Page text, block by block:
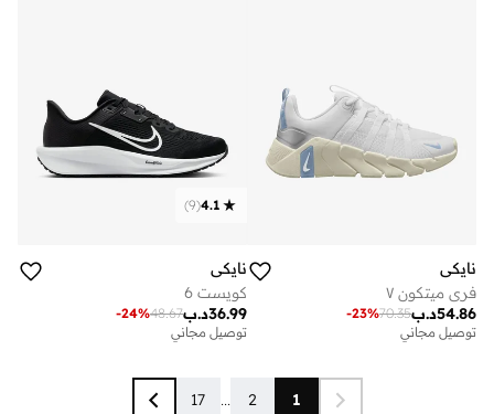
نايكي
فري ميتكون ٧
د.ب54.86
70.35
-23%
توصيل مجاني
4.1
(
9
)
نايكي
كويست 6
د.ب36.99
48.67
-24%
توصيل مجاني
1
2
...
17